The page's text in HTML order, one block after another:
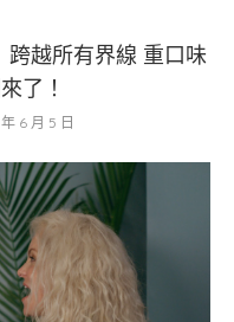
越所有界線 重口味
了！
6 月 5 日